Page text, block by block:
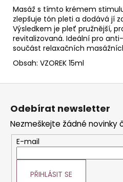
Masáž s tímto krémem
zlepšuje tón pleti a dodává jí
Výsledkem je pleť pružnější,
revitalizovaná. Ideální pro
součást relaxačních
Obsah: VZOREK 15ml
Z
Odebírat newsletter
Nezmeškejte žádné novinky
E-mail
PŘIHLÁSIT SE